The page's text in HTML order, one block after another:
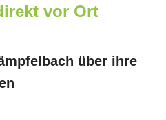
vor Ort
über ihre